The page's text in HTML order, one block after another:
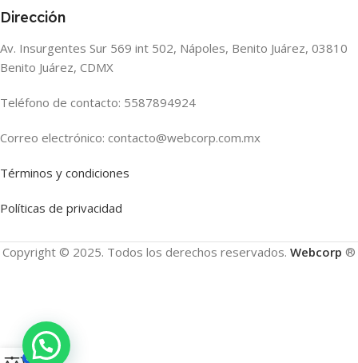
Dirección
Av. Insurgentes Sur 569 int 502, Nápoles, Benito Juárez, 03810
Benito Juárez, CDMX
Teléfono de contacto: 5587894924
Correo electrónico: contacto@webcorp.com.mx
Términos y condiciones
Políticas de privacidad
Copyright © 2025. Todos los derechos reservados. Webcorp ®
0